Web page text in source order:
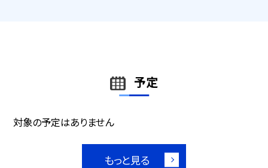
予定
対象の予定はありません
もっと見る